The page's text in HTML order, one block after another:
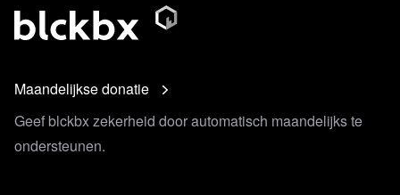
Maandelijkse donatie
Geef blckbx zekerheid door automatisch maandelijks te
ondersteunen.